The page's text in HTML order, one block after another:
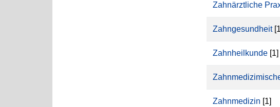
Zahnärztliche
Zahngesundheit
Zahnheilkunde [1]
Zahnmedizin [1]